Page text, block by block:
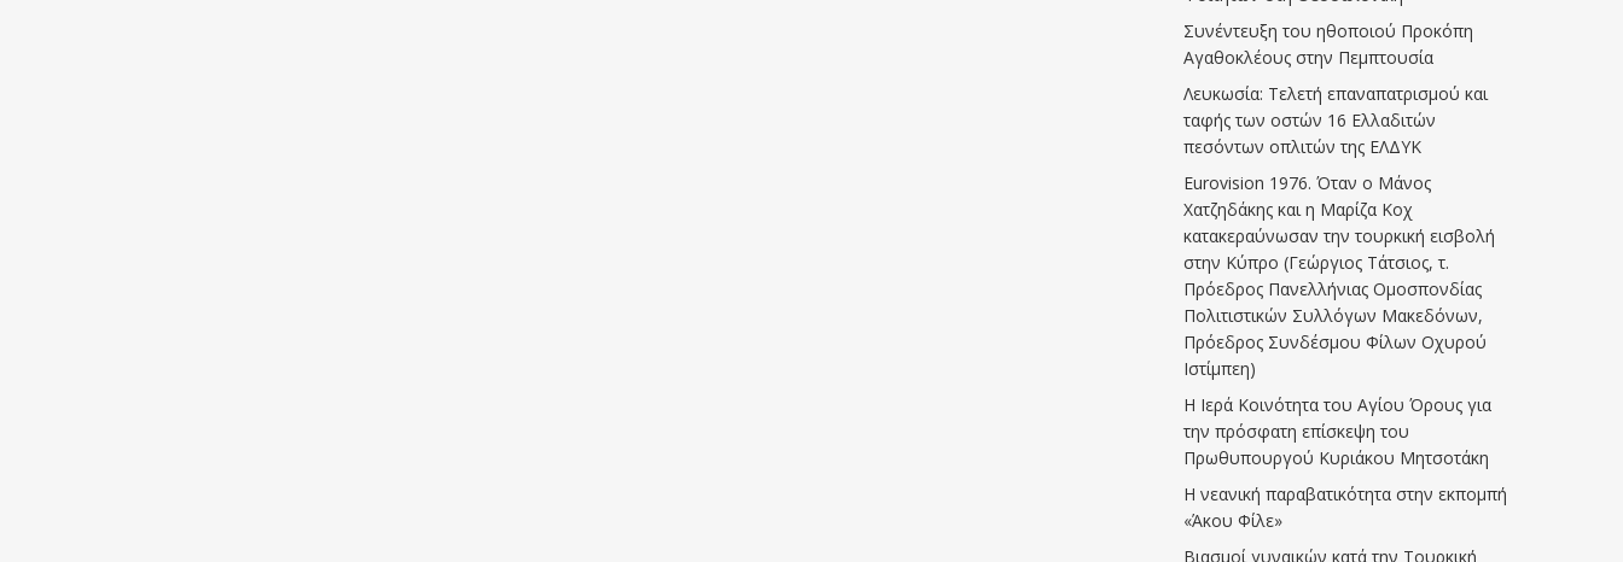
Συνέντευξη του ηθοποιού Προκόπη
Αγαθοκλέους στην Πεμπτουσία
Λευκωσία: Τελετή επαναπατρισμού και
ταφής των οστών 16 Ελλαδιτών
πεσόντων οπλιτών της ΕΛΔΥΚ
Eurovision 1976. Όταν ο Μάνος
Χατζηδάκης και η Μαρίζα Κοχ
κατακεραύνωσαν την τουρκική εισβολή
στην Κύπρο (Γεώργιος Τάτσιος, τ.
Πρόεδρος Πανελλήνιας Ομοσπονδίας
Πολιτιστικών Συλλόγων Μακεδόνων,
Πρόεδρος Συνδέσμου Φίλων Οχυρού
Ιστίμπεη)
Η Ιερά Κοινότητα του Αγίου Όρους για
την πρόσφατη επίσκεψη του
Πρωθυπουργού Κυριάκου Μητσοτάκη
Η νεανική παραβατικότητα στην εκπομπή
«Άκου Φίλε»
Βιασμοί γυναικών κατά την Τουρκική